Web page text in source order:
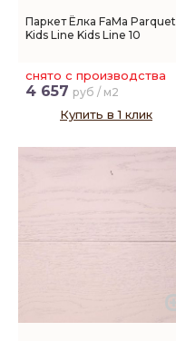
Паркет Ёлка FaMa Parquet
Kids Line Kids Line 10
снято с производства
4 657 руб / м2
Купить в 1 клик